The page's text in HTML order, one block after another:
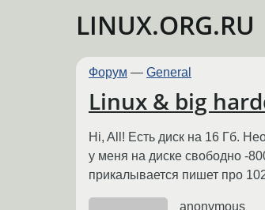
LINUX.ORG.RU
Форум — General
Linux & big
Hi, All! Есть диск на 16 Гб.
у меня на диске свободно -
прикалывается пишет про
anonymous